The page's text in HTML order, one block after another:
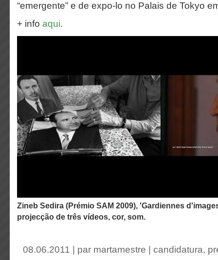
“emergente” e de expo-lo no Palais de Tokyo
+ info aqui.
Zineb Sedira (Prémio SAM 2009), 'Gardiennes d'images', 2010, instalação com
projecção de três vídeos, cor, som.
08.06.2011 | par martamestre candidatura,